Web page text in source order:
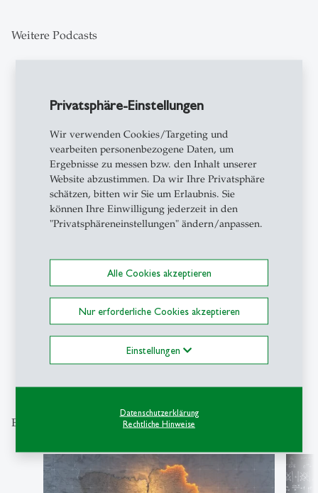
Privatsphäre-Einstellungen
Wir verwenden Cookies/Targeting und
vearbeiten personenbezogene Daten, um
Ergebnisse zu messen bzw. den Inhalt unserer
Website abzustimmen. Da wir Ihre Privatsphäre
schätzen, bitten wir Sie um Erlaubnis. Sie
können Ihre Einwilligung jederzeit in den
"Privatsphäreneinstellungen" ändern/anpassen.
Alle Cookies akzeptieren
Nur erforderliche Cookies akzeptieren
Einstellungen
Datenschutzerklärung
Rechtliche Hinweise
Weitere Podcasts
vom 55. St.Gallen Symposium
1
Entdecken Sie unsere Themenschwerpunkte